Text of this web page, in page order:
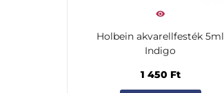
Holbein akvarellfesték 5ml
Indigo
1 450 Ft